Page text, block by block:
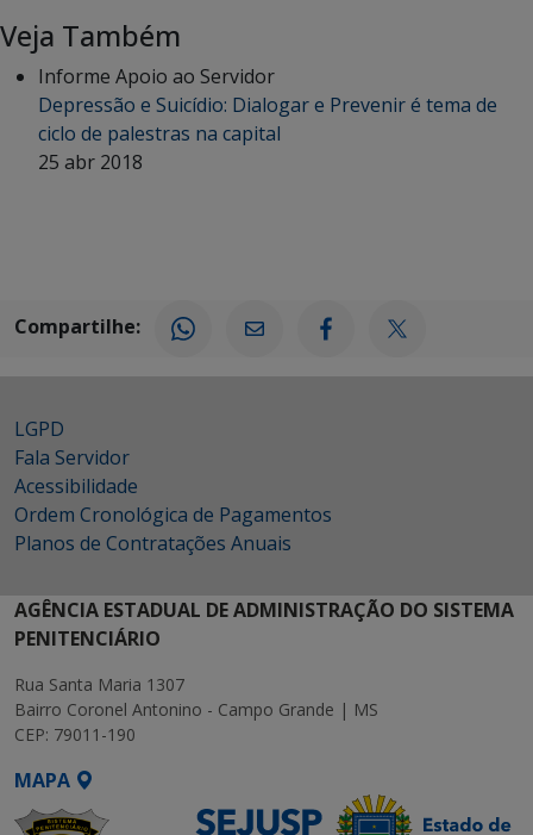
Veja Também
Informe Apoio ao Servidor
Depressão e Suicídio: Dialogar e Prevenir é tema de
ciclo de palestras na capital
25 abr 2018
Compartilhe:
LGPD
Fala Servidor
Acessibilidade
Ordem Cronológica de Pagamentos
Planos de Contratações Anuais
AGÊNCIA ESTADUAL DE ADMINISTRAÇÃO DO SISTEMA
PENITENCIÁRIO
Rua Santa Maria 1307
Bairro Coronel Antonino - Campo Grande | MS
CEP: 79011-190
MAPA